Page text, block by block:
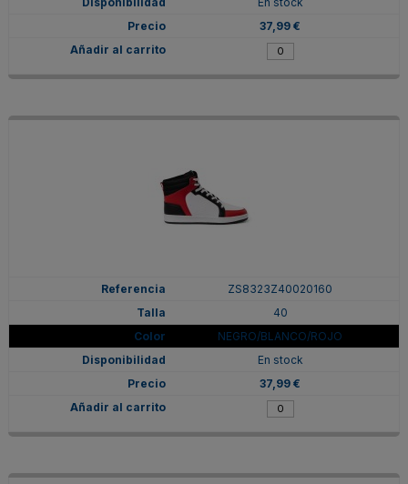
37,99 €
ZS8323Z40020160
40
NEGRO/BLANCO/ROJO
En stock
37,99 €